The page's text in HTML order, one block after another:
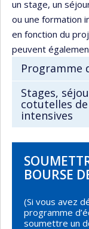
un stage, un
ou une formation
en fonction du
peuvent
Programme
Stages,
cotutelles
intensives
BOURSE
(Si vous avez
programme
soumettre un